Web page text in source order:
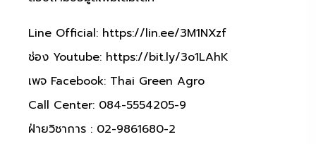
Line Official: https://lin.ee/3M1NXzf
ช่อง Youtube: https://bit.ly/3o1LAhK
เพจ Facebook: Thai Green Agro
Call Center: 084-5554205-9
ฝ่ายวิชาการ : 02-9861680-2